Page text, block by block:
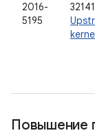
2016-
5195
Повышение